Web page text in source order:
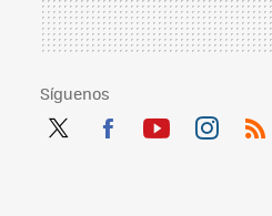
Síguenos